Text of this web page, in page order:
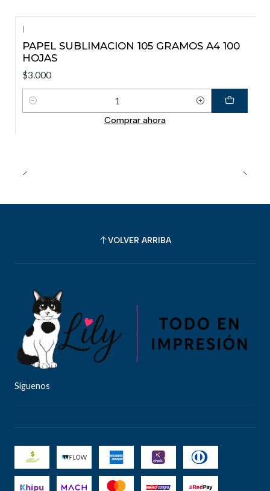
|
PAPEL SUBLIMACION 105 GRAMOS A4 100
HOJAS
$3.000
Cantidad
Comprar ahora
VOLVER ARRIBA
Síguenos